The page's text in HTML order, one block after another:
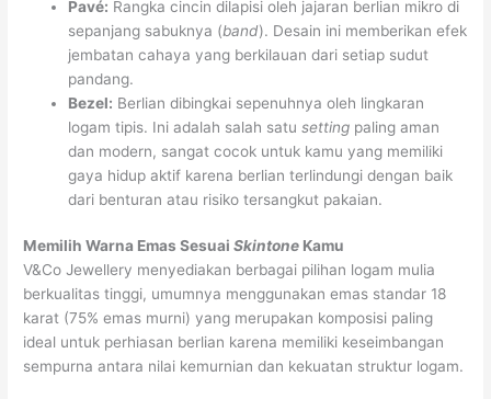
Pavé: Rangka cincin dilapisi oleh jajaran berlian mikro di
sepanjang sabuknya (band). Desain ini memberikan efek
jembatan cahaya yang berkilauan dari setiap sudut
pandang.
Bezel: Berlian dibingkai sepenuhnya oleh lingkaran
logam tipis. Ini adalah salah satusetting paling aman
dan modern, sangat cocok untuk kamu yang memiliki
gaya hidup aktif karena berlian terlindungi dengan baik
dari benturan atau risiko tersangkut pakaian.
Memilih Warna Emas SesuaiSkintone Kamu
V&Co Jewellery menyediakan berbagai pilihan logam mulia
berkualitas tinggi, umumnya menggunakan emas standar 18
karat (75% emas murni) yang merupakan komposisi paling
ideal untuk perhiasan berlian karena memiliki keseimbangan
sempurna antara nilai kemurnian dan kekuatan struktur logam.